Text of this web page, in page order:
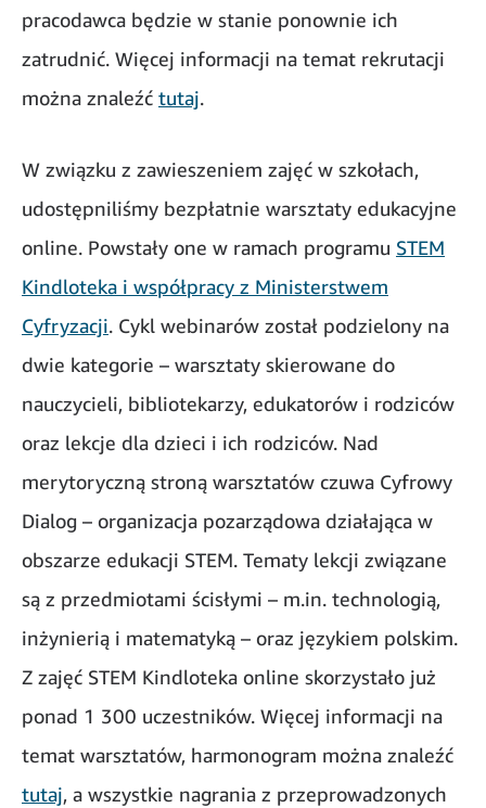
pracodawca będzie w stanie ponownie ich
zatrudnić. Więcej informacji na temat rekrutacji
można znaleźć tutaj.
W związku z zawieszeniem zajęć w szkołach,
udostępniliśmy bezpłatnie warsztaty edukacyjne
online. Powstały one w ramach programu STEM
Kindloteka i współpracy z Ministerstwem
Cyfryzacji. Cykl webinarów został podzielony na
dwie kategorie – warsztaty skierowane do
nauczycieli, bibliotekarzy, edukatorów i rodziców
oraz lekcje dla dzieci i ich rodziców. Nad
merytoryczną stroną warsztatów czuwa Cyfrowy
Dialog – organizacja pozarządowa działająca w
obszarze edukacji STEM. Tematy lekcji związane
są z przedmiotami ścisłymi – m.in. technologią,
inżynierią i matematyką – oraz językiem polskim.
Z zajęć STEM Kindloteka online skorzystało już
ponad 1 300 uczestników. Więcej informacji na
temat warsztatów, harmonogram można znaleźć
tutaj, a wszystkie nagrania z przeprowadzonych